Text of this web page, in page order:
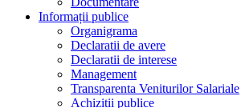
Informații publice
Organigrama
Declaratii de avere
Declaratii de interese
Management
Transparenta Veniturilor Salariale
Achiziții publice